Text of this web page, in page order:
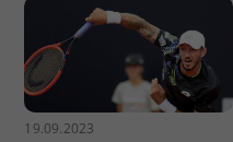
19.09.2023